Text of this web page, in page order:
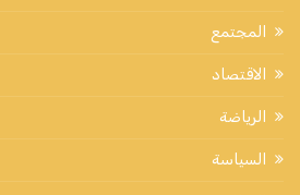
المجتمع
الاقتصاد
الرياضة
السياسة